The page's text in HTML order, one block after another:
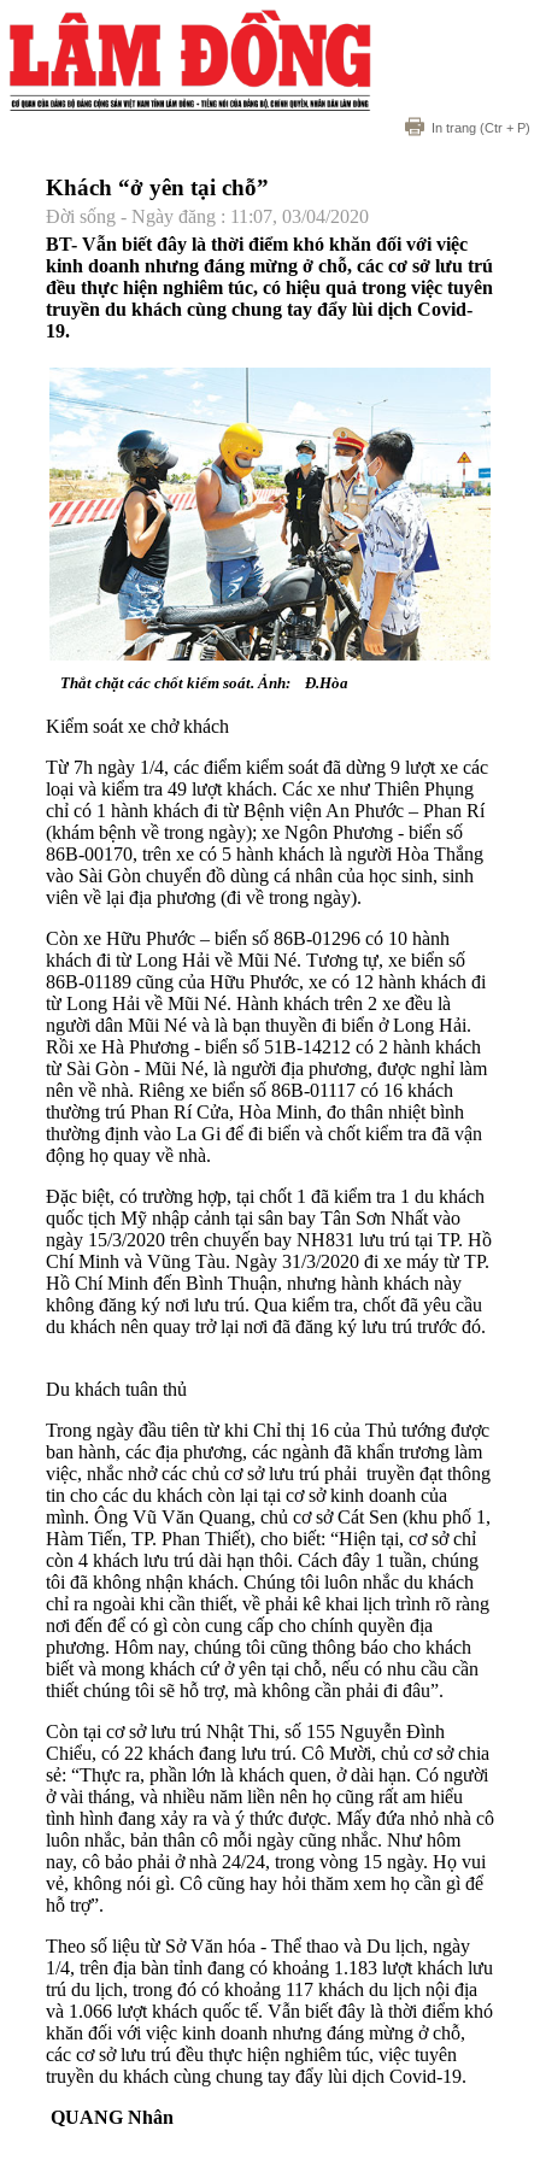
In trang (Ctr + P)
Khách “ở yên tại chỗ”
Đời sống - Ngày đăng : 11:07, 03/04/2020
BT- Vẫn biết đây là thời điểm khó khăn đối với việc
kinh doanh nhưng đáng mừng ở chỗ, các cơ sở lưu trú
đều thực hiện nghiêm túc, có hiệu quả trong việc tuyên
truyền du khách cùng chung tay đẩy lùi dịch Covid-
19.
Thắt chặt các chốt kiểm soát. Ảnh: Đ.Hòa
Kiểm soát xe chở khách
Từ 7h ngày 1/4, các điểm kiểm soát đã dừng 9 lượt xe các
loại và kiểm tra 49 lượt khách. Các xe như Thiên Phụng
chỉ có 1 hành khách đi từ Bệnh viện An Phước – Phan Rí
(khám bệnh về trong ngày); xe Ngôn Phương - biển số
86B-00170, trên xe có 5 hành khách là người Hòa Thắng
vào Sài Gòn chuyển đồ dùng cá nhân của học sinh, sinh
viên về lại địa phương (đi về trong ngày).
Còn xe Hữu Phước – biển số 86B-01296 có 10 hành
khách đi từ Long Hải về Mũi Né. Tương tự, xe biển số
86B-01189 cũng của Hữu Phước, xe có 12 hành khách đi
từ Long Hải về Mũi Né. Hành khách trên 2 xe đều là
người dân Mũi Né và là bạn thuyền đi biển ở Long Hải.
Rồi xe Hà Phương - biển số 51B-14212 có 2 hành khách
từ Sài Gòn - Mũi Né, là người địa phương, được nghỉ làm
nên về nhà. Riêng xe biển số 86B-01117 có 16 khách
thường trú Phan Rí Cửa, Hòa Minh, đo thân nhiệt bình
thường định vào La Gi để đi biển và chốt kiểm tra đã vận
động họ quay về nhà.
Đặc biệt, có trường hợp, tại chốt 1 đã kiểm tra 1 du khách
quốc tịch Mỹ nhập cảnh tại sân bay Tân Sơn Nhất vào
ngày 15/3/2020 trên chuyến bay NH831 lưu trú tại TP. Hồ
Chí Minh và Vũng Tàu. Ngày 31/3/2020 đi xe máy từ TP.
Hồ Chí Minh đến Bình Thuận, nhưng hành khách này
không đăng ký nơi lưu trú. Qua kiểm tra, chốt đã yêu cầu
du khách nên quay trở lại nơi đã đăng ký lưu trú trước đó.
Du khách tuân thủ
Trong ngày đầu tiên từ khi Chỉ thị 16 của Thủ tướng được
ban hành, các địa phương, các ngành đã khẩn trương làm
việc, nhắc nhở các chủ cơ sở lưu trú phải truyền đạt thông
tin cho các du khách còn lại tại cơ sở kinh doanh của
mình. Ông Vũ Văn Quang, chủ cơ sở Cát Sen (khu phố 1,
Hàm Tiến, TP. Phan Thiết), cho biết: “Hiện tại, cơ sở chỉ
còn 4 khách lưu trú dài hạn thôi. Cách đây 1 tuần, chúng
tôi đã không nhận khách. Chúng tôi luôn nhắc du khách
chỉ ra ngoài khi cần thiết, về phải kê khai lịch trình rõ ràng
nơi đến để có gì còn cung cấp cho chính quyền địa
phương. Hôm nay, chúng tôi cũng thông báo cho khách
biết và mong khách cứ ở yên tại chỗ, nếu có nhu cầu cần
thiết chúng tôi sẽ hỗ trợ, mà không cần phải đi đâu”.
Còn tại cơ sở lưu trú Nhật Thi, số 155 Nguyễn Đình
Chiểu, có 22 khách đang lưu trú. Cô Mười, chủ cơ sở chia
sẻ: “Thực ra, phần lớn là khách quen, ở dài hạn. Có người
ở vài tháng, và nhiều năm liền nên họ cũng rất am hiểu
tình hình đang xảy ra và ý thức được. Mấy đứa nhỏ nhà cô
luôn nhắc, bản thân cô mỗi ngày cũng nhắc. Như hôm
nay, cô bảo phải ở nhà 24/24, trong vòng 15 ngày. Họ vui
vẻ, không nói gì. Cô cũng hay hỏi thăm xem họ cần gì để
hỗ trợ”.
Theo số liệu từ Sở Văn hóa - Thể thao và Du lịch, ngày
1/4, trên địa bàn tỉnh đang có khoảng 1.183 lượt khách lưu
trú du lịch, trong đó có khoảng 117 khách du lịch nội địa
và 1.066 lượt khách quốc tế. Vẫn biết đây là thời điểm khó
khăn đối với việc kinh doanh nhưng đáng mừng ở chỗ,
các cơ sở lưu trú đều thực hiện nghiêm túc, việc tuyên
truyền du khách cùng chung tay đẩy lùi dịch Covid-19.
QUANG Nhân